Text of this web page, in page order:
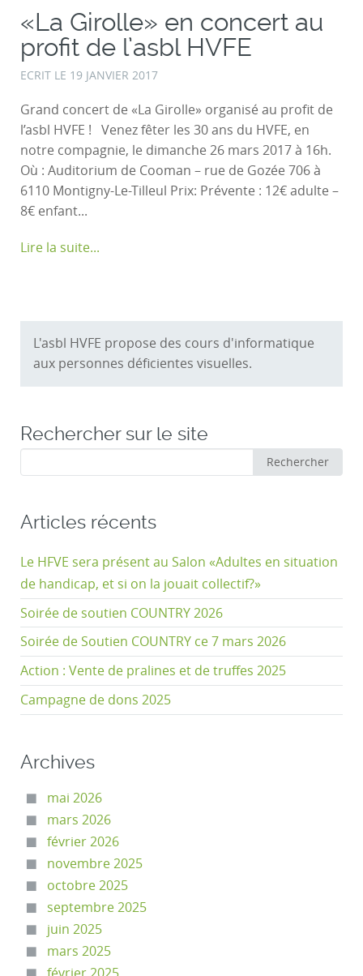
«La Girolle» en concert au
profit de l’asbl HVFE
ECRIT LE 19 JANVIER 2017
Grand concert de «La Girolle» organisé au profit de
l’asbl HVFE ! Venez fêter les 30 ans du HVFE, en
notre compagnie, le dimanche 26 mars 2017 à 16h.
Où : Auditorium de Cooman – rue de Gozée 706 à
6110 Montigny-Le-Tilleul Prix: Prévente : 12€ adulte –
8€ enfant...
Lire la suite...
L'asbl HVFE propose des cours d'informatique
aux personnes déficientes visuelles.
Rechercher sur le site
:
Rechercher
Articles récents
Le HFVE sera présent au Salon «Adultes en situation
de handicap, et si on la jouait collectif?»
Soirée de soutien COUNTRY 2026
Soirée de Soutien COUNTRY ce 7 mars 2026
Action : Vente de pralines et de truffes 2025
Campagne de dons 2025
Archives
mai 2026
mars 2026
février 2026
novembre 2025
octobre 2025
septembre 2025
juin 2025
mars 2025